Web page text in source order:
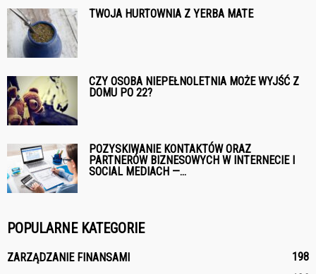
TWOJA HURTOWNIA Z YERBA MATE
CZY OSOBA NIEPEŁNOLETNIA MOŻE WYJŚĆ Z
DOMU PO 22?
POZYSKIWANIE KONTAKTÓW ORAZ
PARTNERÓW BIZNESOWYCH W INTERNECIE I
SOCIAL MEDIACH —...
POPULARNE KATEGORIE
ZARZĄDZANIE FINANSAMI
198